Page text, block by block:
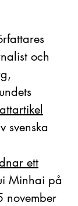
och
svenska
ett
Minhai på
november